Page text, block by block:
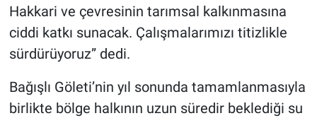
Hakkari ve çevresinin tarımsal kalkınmasına
ciddi katkı sunacak. Çalışmalarımızı titizlikle
sürdürüyoruz” dedi.
Bağışlı Göleti’nin yıl sonunda tamamlanmasıyla
birlikte bölge halkının uzun süredir beklediği su